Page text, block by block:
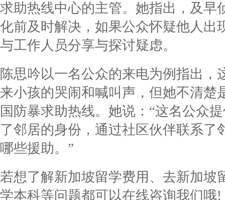
求助热线中心的主管。她指出，及早
化前及时解决，如果公众怀疑他人出
与工作人员分享与探讨疑虑。
陈思吟以一名公众的来电为例指出，
来小孩的哭闹和喊叫声，但她不清楚
国防暴求助热线。她说：“这名公众
了邻居的身份，通过社区伙伴联系了
哪些援助。”
若想了解新加坡留学费用、去新加坡
学本科等问题都可以在线咨询我们哦!